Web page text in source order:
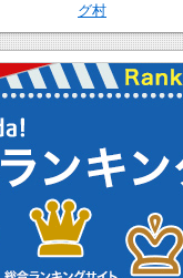
グ村